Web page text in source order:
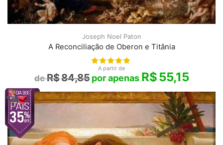
Joseph Noel Paton
A Reconciliação de Oberon e Titânia
A partir de
R$84,85 R$55,15